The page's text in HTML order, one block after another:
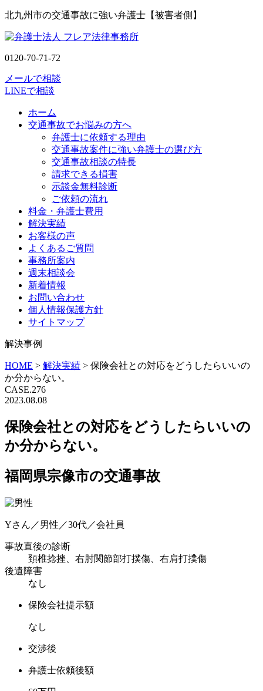
北九州市の交通事故に強い弁護士【被害者側】
0120-70-71-72
メールで相談
LINEで相談
ホーム
交通事故でお悩みの方へ
弁護士に依頼する理由
交通事故案件に強い弁護士の選び方
交通事故相談の特長
請求できる損害
示談金無料診断
ご依頼の流れ
料金・弁護士費用
解決実績
お客様の声
よくあるご質問
事務所案内
週末相談会
新着情報
お問い合わせ
個人情報保護方針
サイトマップ
解決事例
HOME > 解決実績 > 保険会社との対応をどうしたらいいの
か分からない。
CASE.276
2023.08.08
保険会社との対応をどうしたらいいの
か分からない。
福岡県宗像市の交通事故
Yさん／男性／30代／会社員
事故直後の診断
頚椎捻挫、右肘関節部打撲傷、右肩打撲傷
後遺障害
なし
保険会社提示額
なし
交渉後
弁護士依頼後額